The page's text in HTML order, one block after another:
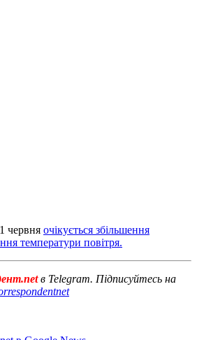
червня очікується збільшення
температури повітря.
в Telegram. Підписуйтесь на